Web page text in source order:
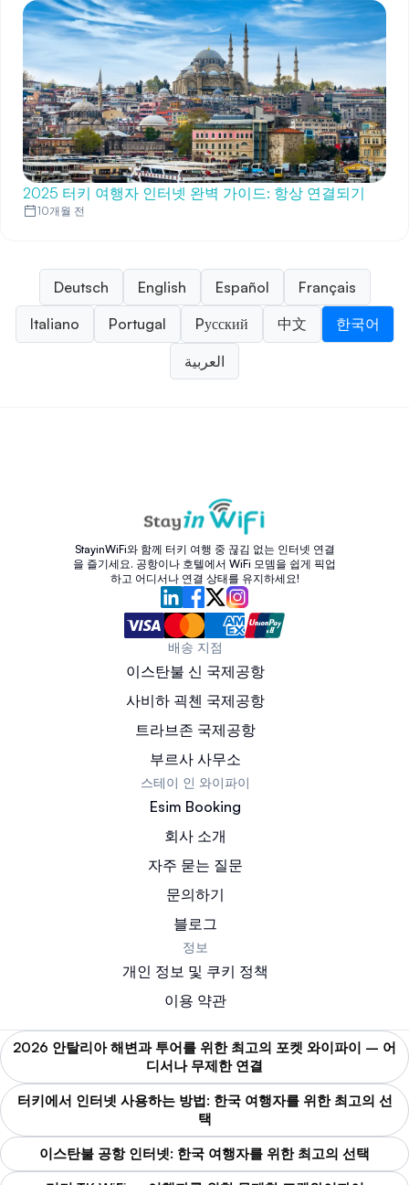
2025 터키 여행자 인터넷 완벽 가이드: 항상 연결되기
10개월 전
Deutsch English Español
Français
Italiano
Portugal Pусский 中文 한국어
العربية
StayinWiFi와 함께 터키 여행 중 끊김 없는 인터넷 연결
을 즐기세요. 공항이나 호텔에서 WiFi 모뎀을 쉽게 픽업
하고 어디서나 연결 상태를 유지하세요!
배송 지점
이스탄불 신 국제공항
사비하 괵첸 국제공항
트라브존 국제공항
부르사 사무소
스테이 인 와이파이
Esim Booking
회사 소개
자주 묻는 질문
문의하기
블로그
정보
개인 정보 및 쿠키 정책
이용 약관
2026 안탈리아 해변과 투어를 위한 최고의 포켓 와이파이 – 어
디서나 무제한 연결
터키에서 인터넷 사용하는 방법: 한국 여행자를 위한 최고의 선
택
이스탄불 공항 인터넷: 한국 여행자를 위한 최고의 선택